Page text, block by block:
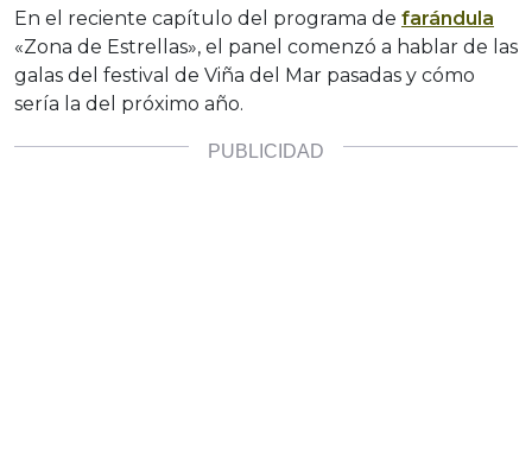
En el reciente capítulo del programa de farándula
«Zona de Estrellas», el panel comenzó a hablar de las
galas del festival de Viña del Mar pasadas y cómo
sería la del próximo año.